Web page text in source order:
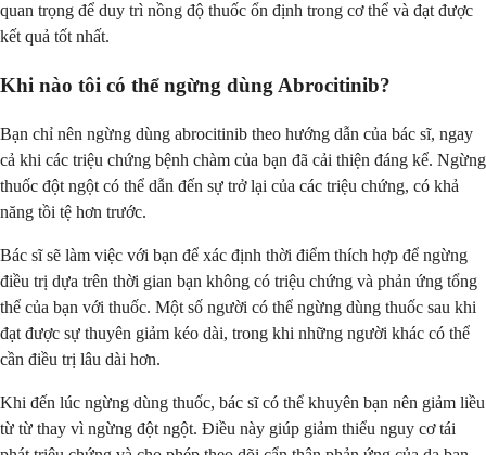
quan trọng để duy trì nồng độ thuốc ổn định trong cơ thể và đạt được
kết quả tốt nhất.
Khi nào tôi có thể ngừng dùng Abrocitinib?
Bạn chỉ nên ngừng dùng abrocitinib theo hướng dẫn của bác sĩ, ngay
cả khi các triệu chứng bệnh chàm của bạn đã cải thiện đáng kể. Ngừng
thuốc đột ngột có thể dẫn đến sự trở lại của các triệu chứng, có khả
năng tồi tệ hơn trước.
Bác sĩ sẽ làm việc với bạn để xác định thời điểm thích hợp để ngừng
điều trị dựa trên thời gian bạn không có triệu chứng và phản ứng tổng
thể của bạn với thuốc. Một số người có thể ngừng dùng thuốc sau khi
đạt được sự thuyên giảm kéo dài, trong khi những người khác có thể
cần điều trị lâu dài hơn.
Khi đến lúc ngừng dùng thuốc, bác sĩ có thể khuyên bạn nên giảm liều
từ từ thay vì ngừng đột ngột. Điều này giúp giảm thiểu nguy cơ tái